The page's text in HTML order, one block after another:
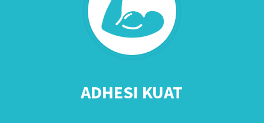
ADHESI KUAT